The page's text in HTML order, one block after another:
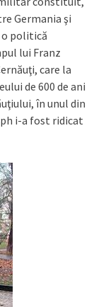
Germania şi
o politică
lui Franz
care la
de 600 de ani
în unul din
i-a fost ridicat